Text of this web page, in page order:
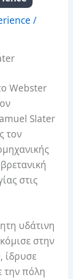
/
Webster
Slater
τον
στις
υδάτινη
στην
ίδρυσε
την πόλη